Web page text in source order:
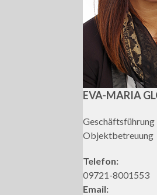
EVA-MARIA
Geschäftsführung
Objektbetreuung
Telefon:
09721-8001553
Email: